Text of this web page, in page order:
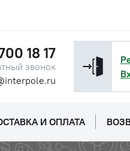
18 17
звонок
И ОПЛАТА